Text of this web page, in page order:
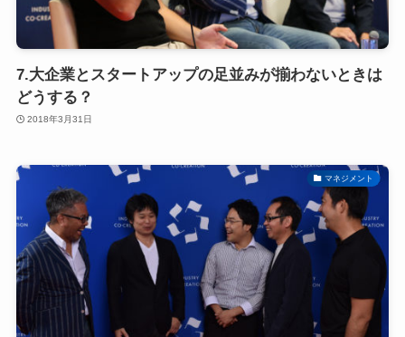
7.大企業とスタートアップの足並みが揃わないときは
どうする？
2018年3月31日
マネジメント